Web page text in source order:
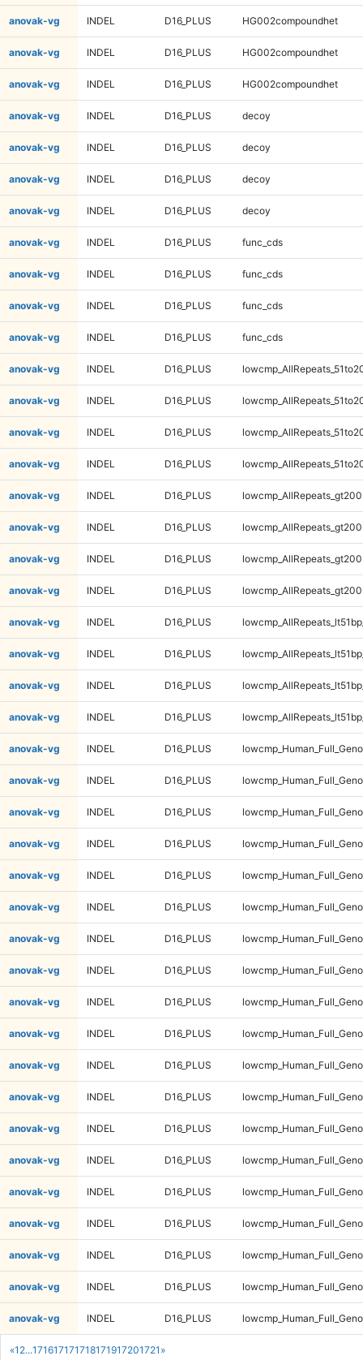
«1 2...171617171718171917201721 »
anovak-vg INDEL D16_PLUS HG002compoundhet
anovak-vg INDEL D16_PLUS HG002compoundhet
anovak-vg INDEL D16_PLUS HG002compoundhet
anovak-vg INDEL D16_PLUS decoy
anovak-vg INDEL D16_PLUS decoy
anovak-vg INDEL D16_PLUS decoy
anovak-vg INDEL D16_PLUS decoy
anovak-vg INDEL D16_PLUS func_cds
anovak-vg INDEL D16_PLUS func_cds
anovak-vg INDEL D16_PLUS func_cds
anovak-vg INDEL D16_PLUS func_cds
anovak-vg INDEL D16_PLUS
anovak-vg INDEL D16_PLUS
anovak-vg INDEL D16_PLUS
anovak-vg INDEL D16_PLUS
anovak-vg INDEL D16_PLUS
anovak-vg INDEL D16_PLUS
anovak-vg INDEL D16_PLUS
anovak-vg INDEL D16_PLUS
anovak-vg INDEL D16_PLUS
anovak-vg INDEL D16_PLUS
anovak-vg INDEL D16_PLUS
anovak-vg INDEL D16_PLUS
anovak-vg INDEL D16_PLUS
anovak-vg INDEL D16_PLUS
anovak-vg INDEL D16_PLUS
anovak-vg INDEL D16_PLUS
anovak-vg INDEL D16_PLUS
anovak-vg INDEL D16_PLUS
anovak-vg INDEL D16_PLUS
anovak-vg INDEL D16_PLUS
anovak-vg INDEL D16_PLUS
anovak-vg INDEL D16_PLUS
anovak-vg INDEL D16_PLUS
anovak-vg INDEL D16_PLUS
anovak-vg INDEL D16_PLUS
anovak-vg INDEL D16_PLUS
anovak-vg INDEL D16_PLUS
anovak-vg INDEL D16_PLUS
anovak-vg INDEL D16_PLUS
anovak-vg INDEL D16_PLUS
anovak-vg INDEL D16_PLUS